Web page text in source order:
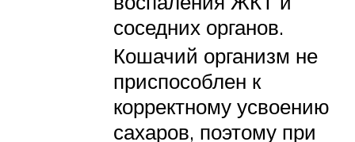
соседних органов.
Кошачий организм не
приспособлен к
корректному усвоению
сахаров, поэтому при